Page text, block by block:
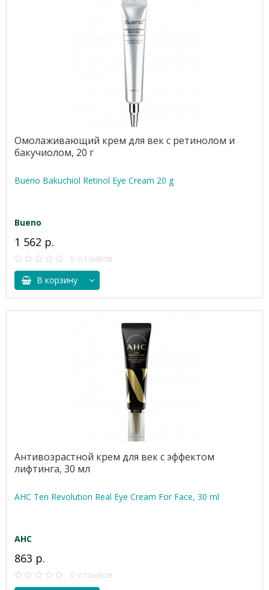
Омолаживающий крем для век с ретинолом и
бакучиолом, 20 г
Bueno Bakuchiol Retinol Eye Cream 20 g
Bueno
1 562 р.
0 отзывов
В корзину
Антивозрастной крем для век с эффектом
лифтинга, 30 мл
AHC Ten Revolution Real Eye Cream For Face, 30 ml
AHC
863 р.
0 отзывов